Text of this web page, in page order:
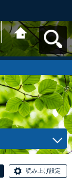
半田市子育て応
援サイト はんだ
っこネットへ戻
読み上げ設定